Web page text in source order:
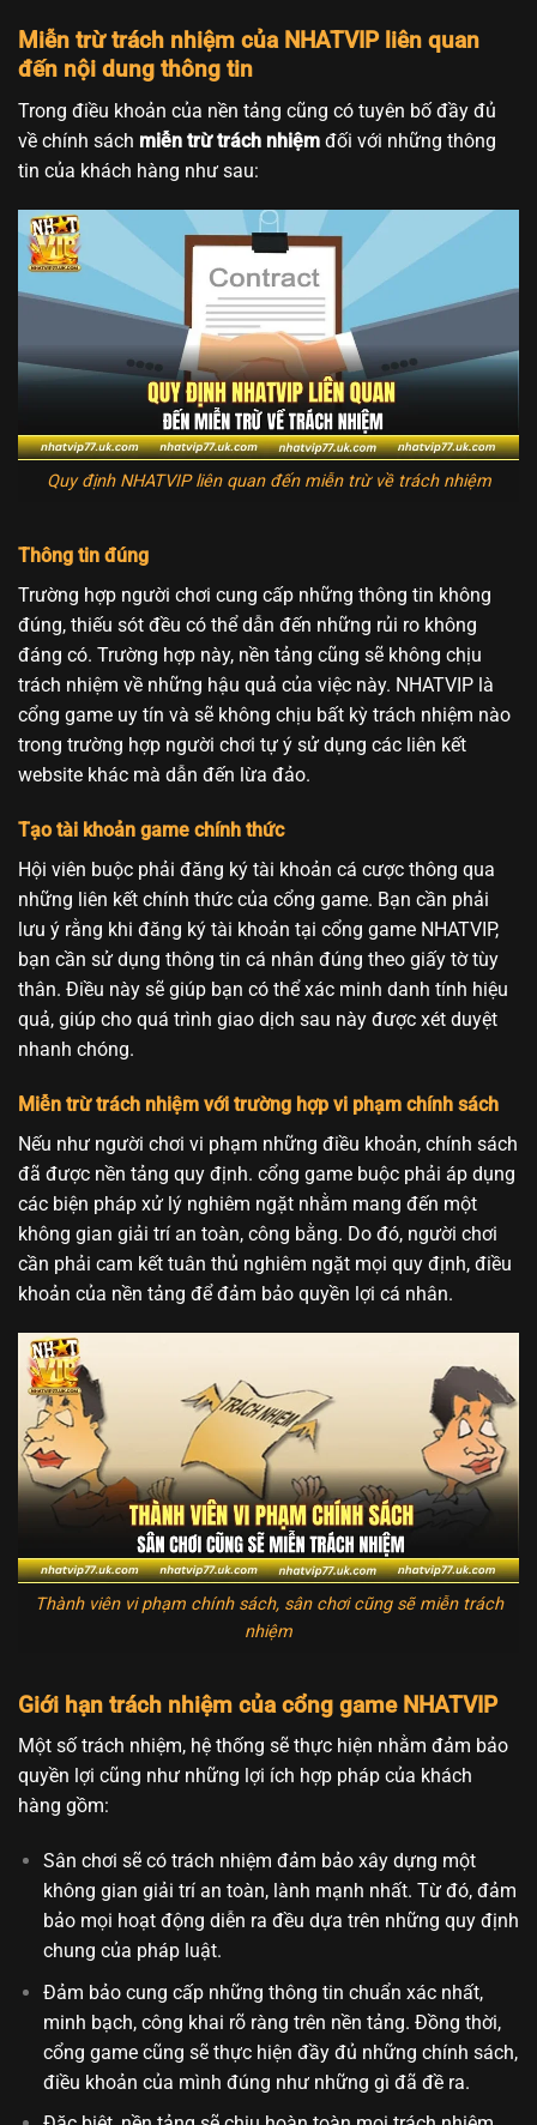
Miễn trừ trách nhiệm của NHATVIP liên quan
đến nội dung thông tin
Trong điều khoản của nền tảng cũng có tuyên bố đầy đủ
về chính sách miễn trừ trách nhiệm đối với những thông
tin của khách hàng như sau:
Quy định NHATVIP liên quan đến miễn trừ về trách nhiệm
Thông tin đúng
Trường hợp người chơi cung cấp những thông tin không
đúng, thiếu sót đều có thể dẫn đến những rủi ro không
đáng có. Trường hợp này, nền tảng cũng sẽ không chịu
trách nhiệm về những hậu quả của việc này. NHATVIP là
cổng game uy tín và sẽ không chịu bất kỳ trách nhiệm nào
trong trường hợp người chơi tự ý sử dụng các liên kết
website khác mà dẫn đến lừa đảo.
Tạo tài khoản game chính thức
Hội viên buộc phải đăng ký tài khoản cá cược thông qua
những liên kết chính thức của cổng game. Bạn cần phải
lưu ý rằng khi đăng ký tài khoản tại cổng game NHATVIP,
bạn cần sử dụng thông tin cá nhân đúng theo giấy tờ tùy
thân. Điều này sẽ giúp bạn có thể xác minh danh tính hiệu
quả, giúp cho quá trình giao dịch sau này được xét duyệt
nhanh chóng.
Miễn trừ trách nhiệm với trường hợp vi phạm chính sách
Nếu như người chơi vi phạm những điều khoản, chính sách
đã được nền tảng quy định. cổng game buộc phải áp dụng
các biện pháp xử lý nghiêm ngặt nhằm mang đến một
không gian giải trí an toàn, công bằng. Do đó, người chơi
cần phải cam kết tuân thủ nghiêm ngặt mọi quy định, điều
khoản của nền tảng để đảm bảo quyền lợi cá nhân.
Thành viên vi phạm chính sách, sân chơi cũng sẽ miễn trách
nhiệm
Giới hạn trách nhiệm của cổng game NHATVIP
Một số trách nhiệm, hệ thống sẽ thực hiện nhằm đảm bảo
quyền lợi cũng như những lợi ích hợp pháp của khách
hàng gồm:
Sân chơi sẽ có trách nhiệm đảm bảo xây dựng một
không gian giải trí an toàn, lành mạnh nhất. Từ đó, đảm
bảo mọi hoạt động diễn ra đều dựa trên những quy định
chung của pháp luật.
Đảm bảo cung cấp những thông tin chuẩn xác nhất,
minh bạch, công khai rõ ràng trên nền tảng. Đồng thời,
cổng game cũng sẽ thực hiện đầy đủ những chính sách,
điều khoản của mình đúng như những gì đã đề ra.